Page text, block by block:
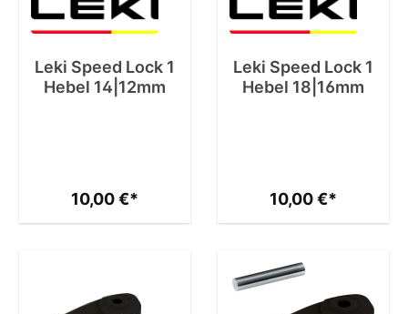
Leki Speed Lock 1
Hebel 14|12mm
10,00 €*
Leki Speed Lock 1
Hebel 18|16mm
10,00 €*